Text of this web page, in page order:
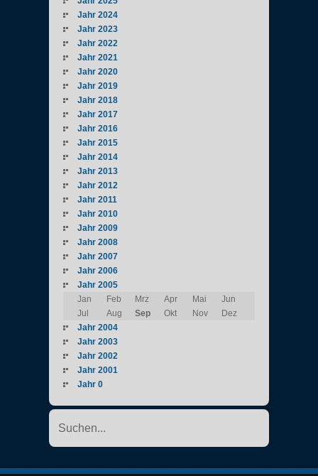
Jahr 2024
Jahr 2023
Jahr 2022
Jahr 2021
Jahr 2020
Jahr 2019
Jahr 2018
Jahr 2017
Jahr 2016
Jahr 2015
Jahr 2014
Jahr 2013
Jahr 2012
Jahr 2011
Jahr 2010
Jahr 2009
Jahr 2008
Jahr 2007
Jahr 2006
Jahr 2005
Jan
Feb Mrz Apr Mai
Jun
Jul
Aug Sep Okt Nov
Dez
Jahr 2004
Jahr 2003
Jahr 2002
Jahr 2001
Jahr 0